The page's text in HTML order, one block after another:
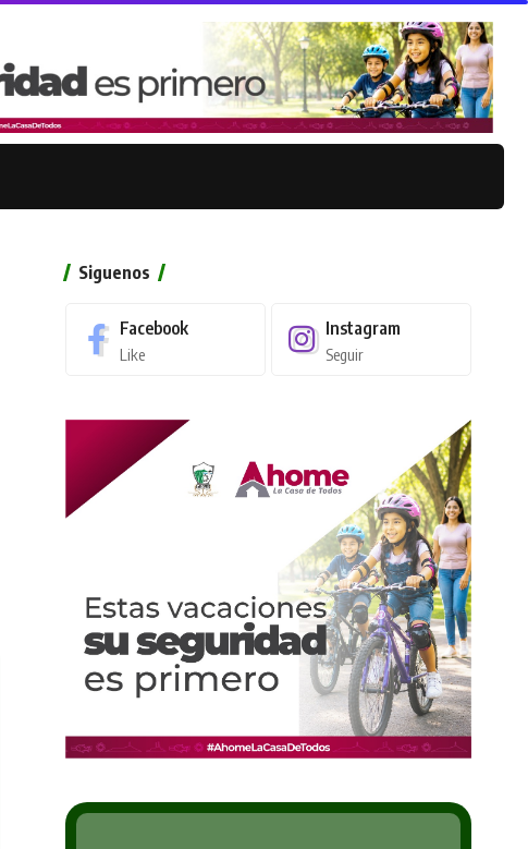
Siguenos
Facebook
Like
Instagram
Seguir